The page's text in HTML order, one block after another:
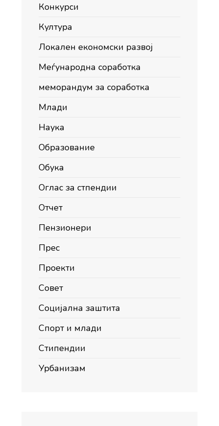
Конкурси
Култура
Локален економски развој
Меѓународна соработка
меморандум за соработка
Млади
Наука
Образование
Обука
Оглас за стпендии
Отчет
Пензионери
Прес
Проекти
Совет
Социјална заштита
Спорт и млади
Стипендии
Урбанизам